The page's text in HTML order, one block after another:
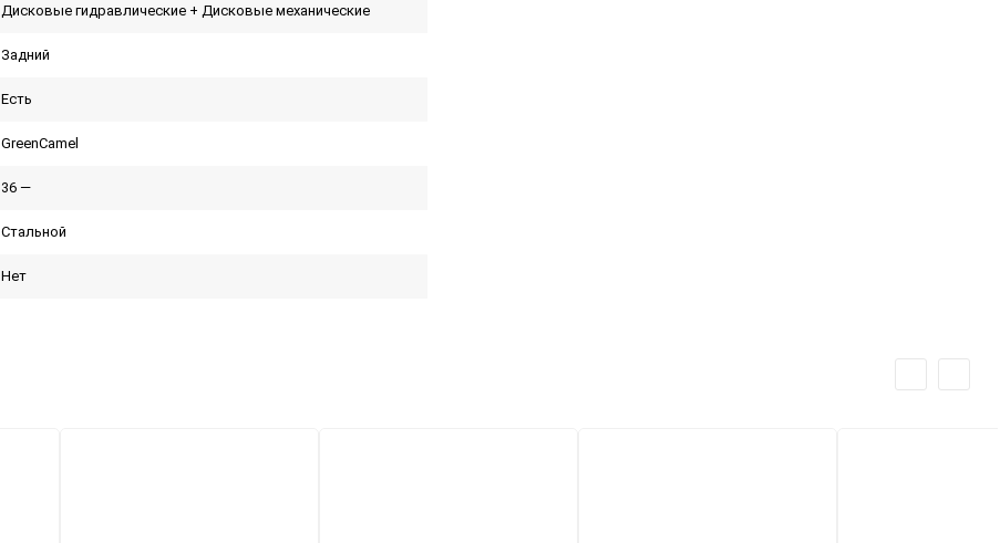
Дисковые гидравлические + Дисковые механические
Задний
Есть
GreenCamel
36 —
Стальной
Нет